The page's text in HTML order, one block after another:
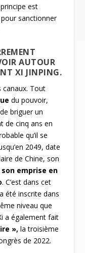
est
sanctionner
AUTOUR
XI JINPING.
canaux. Tout
du pouvoir,
briguer un
de cinq ans en
qu’il se
2049, date
de Chine, son
emprise en
. C’est dans cet
été inscrite dans
niveau que
a également fait
», la troisième
de 2022.